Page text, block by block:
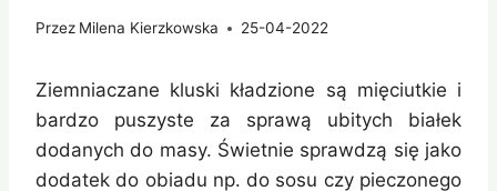
Przez Milena Kierzkowska 25-04-2022
Ziemniaczane kluski kładzione są mięciutkie i
bardzo puszyste za sprawą ubitych białek
dodanych do masy. Świetnie sprawdzą się jako
dodatek do obiadu np. do sosu czy pieczonego